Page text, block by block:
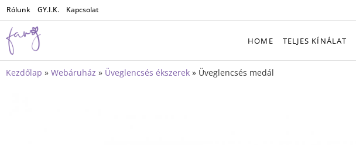
Rólunk GY.I.K. Kapcsolat
HOME TELJES KÍNÁLAT
Kezdőlap » Webáruház » Üveglencsés ékszerek » Üveglencsés medál